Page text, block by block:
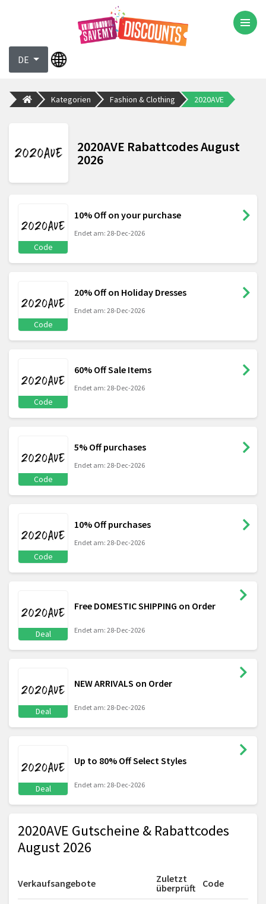
DE
Kategorien Fashion & Clothing 2020AVE
2020AVE Rabattcodes August
2026
Code
10% Off on your purchase
Endet am: 28-Dec-2026
Code
20% Off on Holiday Dresses
Endet am: 28-Dec-2026
Code
60% Off Sale Items
Endet am: 28-Dec-2026
Code
5% Off purchases
Endet am: 28-Dec-2026
Code
10% Off purchases
Endet am: 28-Dec-2026
Deal
Free DOMESTIC SHIPPING on Order
Endet am: 28-Dec-2026
Deal
NEW ARRIVALS on Order
Endet am: 28-Dec-2026
Deal
Up to 80% Off Select Styles
Endet am: 28-Dec-2026
2020AVE Gutscheine & Rabattcodes
August 2026
Verkaufsangebote
Zuletzt
überprüft
Code